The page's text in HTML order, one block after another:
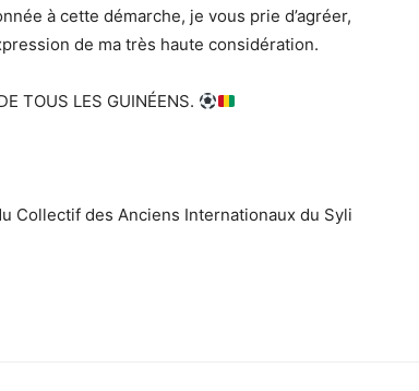
à cette démarche, je vous prie d’agréer,
de ma très haute considération.
TOUS LES GUINÉENS.
Collectif des Anciens Internationaux du Syli